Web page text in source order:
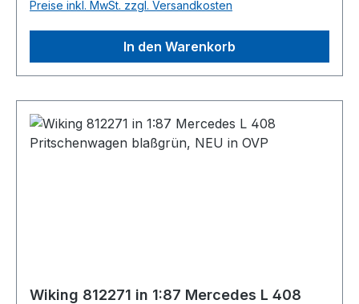
Preise inkl. MwSt. zzgl. Versandkosten
In den Warenkorb
Wiking 812271 in 1:87 Mercedes L 408